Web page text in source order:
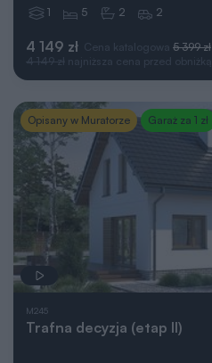
4 149 zł Cena katalogowa 5 399 zł
4 149 zł najniższa cena przed obniżką
1 5 2 2
Opisany w Muratorze Garaż za 1 zł
M245
Trafna decyzja (etap II)